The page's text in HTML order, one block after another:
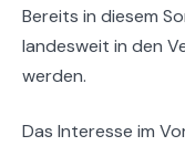
Bereits in diesem
landesweit in den
werden.
Das Interesse im